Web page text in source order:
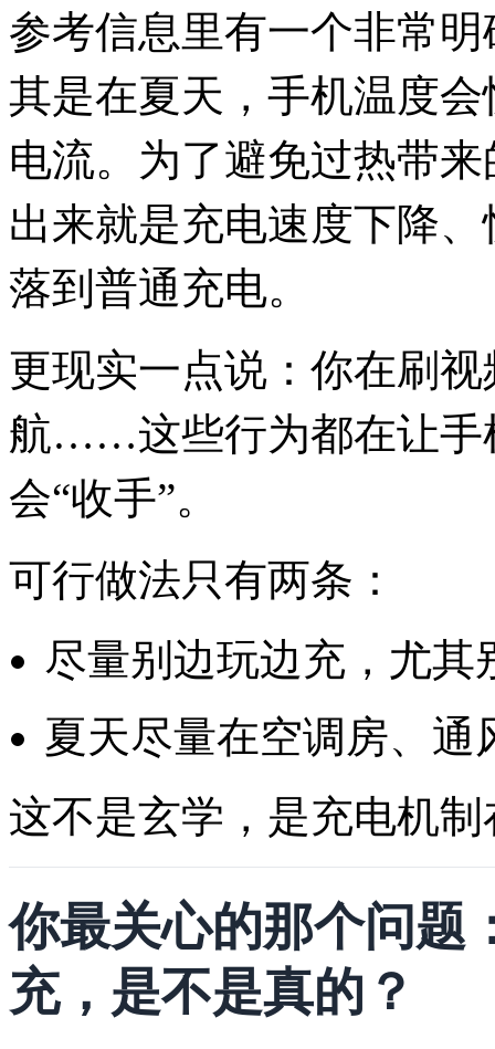
参考信息里有一个非常
其是在夏天，手机温度
电流。为了避免过热带
出来就是充电速度下降
落到普通充电。
更现实一点说：你在刷
航……这些行为都在让手
会“收手”。
可行做法只有两条：
尽量别边玩边充，尤其
夏天尽量在空调房、
这不是玄学，是充电机制
你最关心的那个问题
充，是不是真的？